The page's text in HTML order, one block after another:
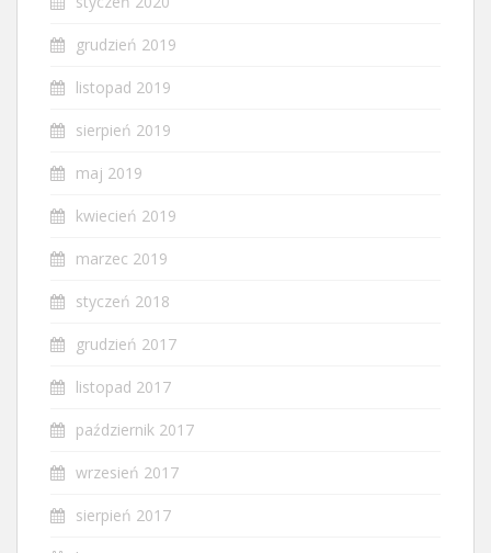
grudzień 2019
listopad 2019
sierpień 2019
maj 2019
kwiecień 2019
marzec 2019
styczeń 2018
grudzień 2017
listopad 2017
październik 2017
wrzesień 2017
sierpień 2017